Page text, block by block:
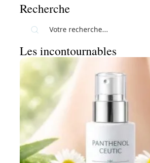
Recherche
Les incontournables